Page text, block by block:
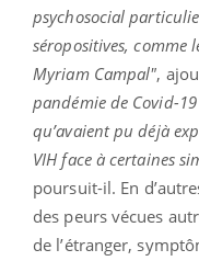
psychosocial
séropositives, comme
Myriam Campal",
pandémie de Covid-
qu’avaient pu déjà
VIH face à certaines
poursuit-il. En
des peurs vécues
de l’étranger,